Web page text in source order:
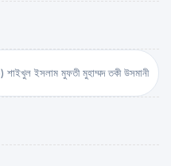
(شيخ الاسلام مفتي محمد تقي عثماني) শাইখুল ইসলাম মুফতী মুহাম্মদ তকী উসমানী